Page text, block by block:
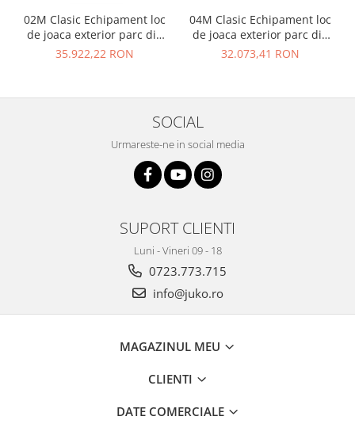
02M Clasic Echipament loc
de joaca exterior parc din
metal cu Scara 2 Tobogane
35.922,22 RON
04M Clasic Echipament loc
de joaca exterior parc din
metal cu Scara 2 Tobogane
32.073,41 RON
SOCIAL
Urmareste-ne in social media
SUPORT CLIENTI
Luni - Vineri 09 - 18
0723.773.715
info@juko.ro
MAGAZINUL MEU
CLIENTI
DATE COMERCIALE